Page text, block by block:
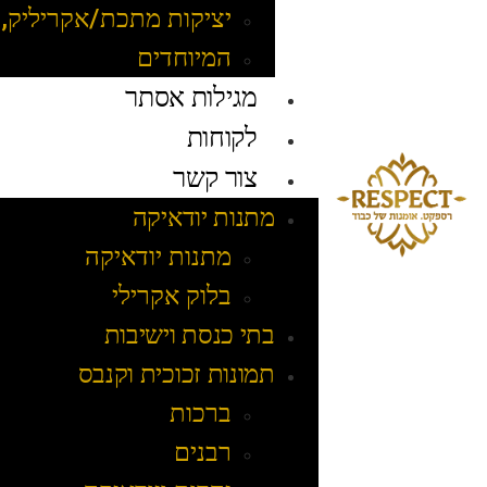
יציקות מתכת/
המיוחדים
מגילות אסתר
לקוחות
צור קשר
מתנות יודאיקה
מתנות יודאיקה
בלוק אקרילי
בתי כנסת וישיבות
תמונות זכוכית וקנבס
ברכות
רבנים